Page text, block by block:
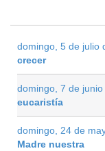
domingo, 5 de julio
crecer
domingo, 7 de
eucaristía
domingo, 24 de
Madre nuestra